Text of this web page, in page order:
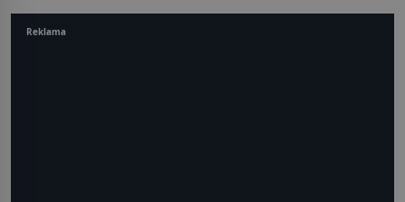
Reklama